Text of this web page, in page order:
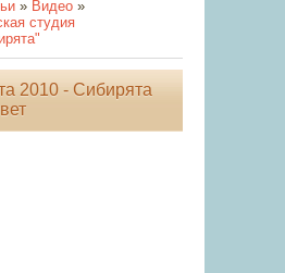
» Видео »
студия
2010 - Сибирята